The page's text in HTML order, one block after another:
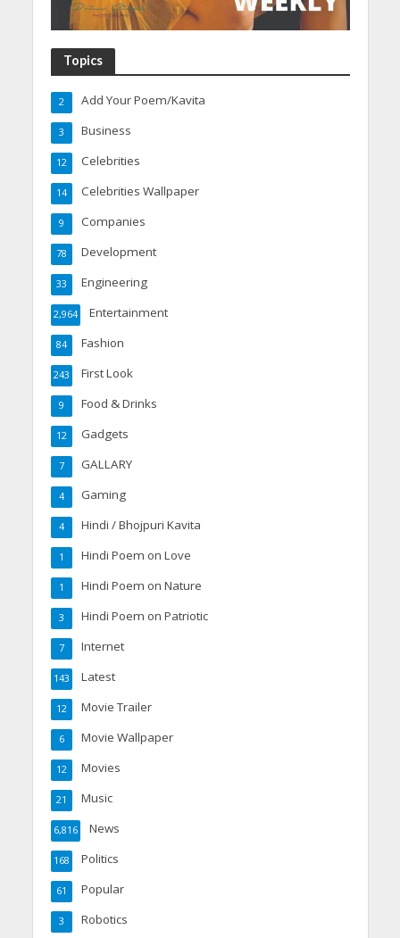
Topics
Add Your Poem/Kavita
2
Business
3
Celebrities
12
Celebrities Wallpaper
14
Companies
9
Development
78
Engineering
33
Entertainment
2,964
Fashion
84
First Look
243
Food & Drinks
9
Gadgets
12
GALLARY
7
Gaming
4
Hindi / Bhojpuri Kavita
4
Hindi Poem on Love
1
Hindi Poem on Nature
1
Hindi Poem on Patriotic
3
Internet
7
Latest
143
Movie Trailer
12
Movie Wallpaper
6
Movies
12
Music
21
News
6,816
Politics
168
Popular
61
Robotics
3